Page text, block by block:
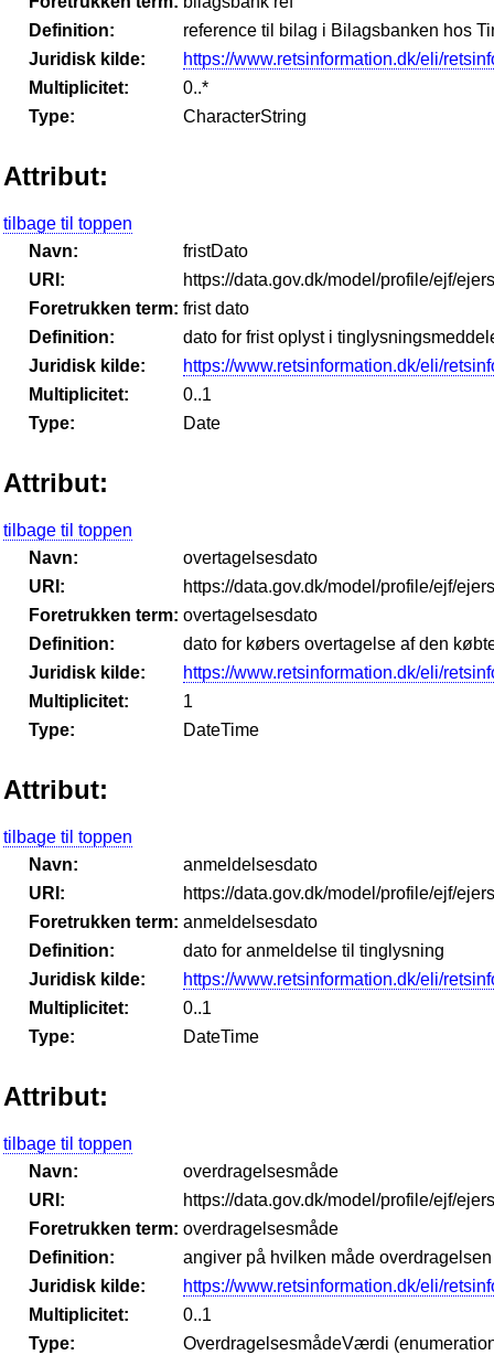
Definition:
reference til bilag i Bilagsbanken hos
Juridisk kilde:
https://www.retsinformation.dk/eli/
Multiplicitet:
0..*
Type:
CharacterString
Attribut:
tilbage til toppen
Navn:
fristDato
URI:
https://data.gov.dk/model/profile/ejf/
Foretrukken term: frist dato
Definition:
dato for frist oplyst i
Juridisk kilde:
https://www.retsinformation.dk/eli/
Multiplicitet:
0..1
Type:
Date
Attribut:
tilbage til toppen
Navn:
overtagelsesdato
URI:
https://data.gov.dk/model/profile/ejf/
Foretrukken term: overtagelsesdato
Definition:
dato for købers overtagelse af den
Juridisk kilde:
https://www.retsinformation.dk/eli/
Multiplicitet:
1
Type:
DateTime
Attribut:
tilbage til toppen
Navn:
anmeldelsesdato
URI:
https://data.gov.dk/model/profile/ejf/
Foretrukken term: anmeldelsesdato
Definition:
dato for anmeldelse til tinglysning
Juridisk kilde:
https://www.retsinformation.dk/eli/
Multiplicitet:
0..1
Type:
DateTime
Attribut:
tilbage til toppen
Navn:
overdragelsesmåde
URI:
https://data.gov.dk/model/profile/ejf/
Foretrukken term: overdragelsesmåde
Definition:
angiver på hvilken måde
Juridisk kilde:
https://www.retsinformation.dk/eli/
Multiplicitet:
0..1
Type:
OverdragelsesmådeVærdi